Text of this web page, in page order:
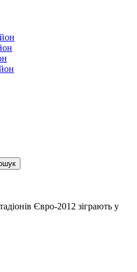
Євро-2012 зіграють у